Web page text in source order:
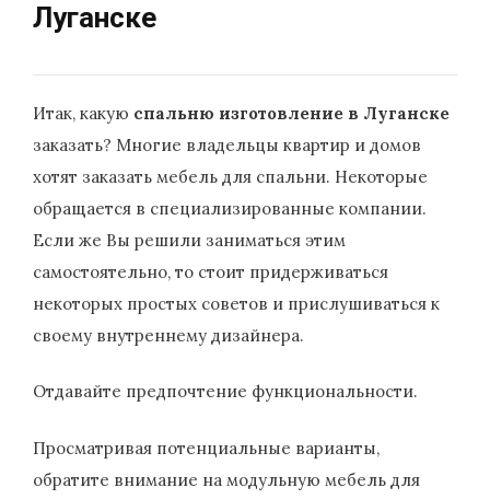
Луганске
Итак, какую спальню изготовление в Луганске
заказать? Многие владельцы квартир и домов
хотят заказать мебель для спальни. Некоторые
обращается в специализированные компании.
Если же Вы решили заниматься этим
самостоятельно, то стоит придерживаться
некоторых простых советов и прислушиваться к
своему внутреннему дизайнера.
Отдавайте предпочтение функциональности.
Просматривая потенциальные варианты,
обратите внимание на модульную мебель для